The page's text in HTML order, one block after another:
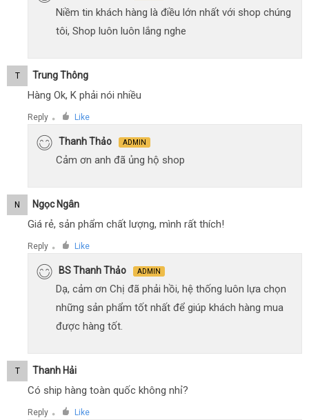
Niềm tin khách hàng là điều lớn nhất với shop chúng
tôi, Shop luôn luôn lắng nghe
T Trung Thông
Hàng Ok, K phải nói nhiều
Reply ● Like
Thanh Thảo ADMIN
Cảm ơn anh đã ủng hộ shop
N Ngọc Ngân
Giá rẻ, sản phẩm chất lượng, mình rất thích!
Reply ● Like
BS Thanh Thảo ADMIN
Dạ, cảm ơn Chị đã phải hồi, hệ thống luôn lựa chọn
những sản phẩm tốt nhất để giúp khách hàng mua
được hàng tốt.
T Thanh Hải
Có ship hàng toàn quốc không nhỉ?
Reply ● Like